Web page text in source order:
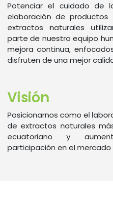
Potenciar el cuidado de
elaboración de
extractos naturales
parte de nuestro equipo
mejora continua,
disfruten de una mejor
Visión
Posicionarnos como el
de extractos naturales
ecuatoriano y
participación en el mercado